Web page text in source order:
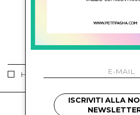
ISCRIVITI ALLA
Ho letto ed accettato le
ISCRIVITI ALLA